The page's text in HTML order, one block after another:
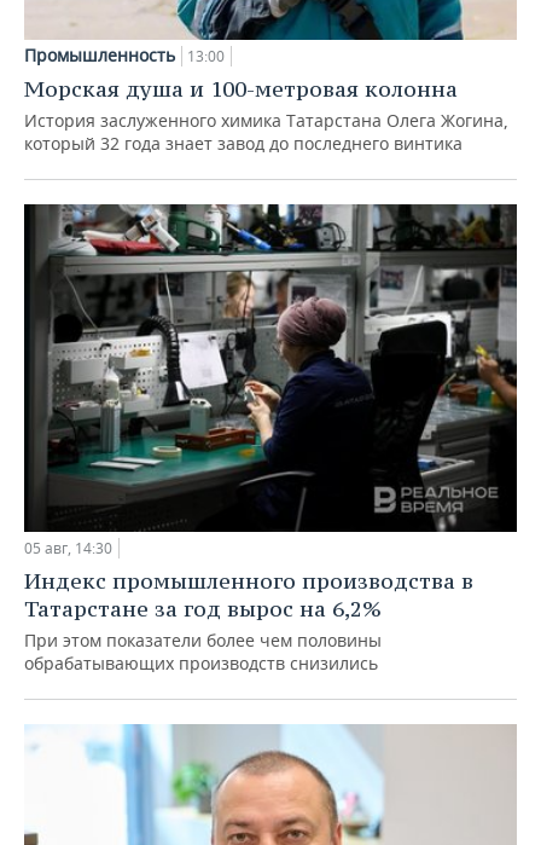
Промышленность 13:00
Морская душа и 100-метровая колонна
История заслуженного химика Татарстана Олега Жогина,
который 32 года знает завод до последнего винтика
05 авг, 14:30
Индекс промышленного производства в
Татарстане за год вырос на 6,2%
При этом показатели более чем половины
обрабатывающих производств снизились